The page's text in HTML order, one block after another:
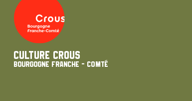
Culture Crous
Bourgogne Franche - Comté